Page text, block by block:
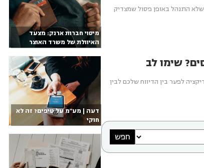
ושלא התנהל באופן פסול שמצדיק
לפער בין הדיווח שלכם לבין
מיסוי חברות ארנק: מצעד
האיוולת של משרד האוצר
דעה | מע"מ על טיפים? זה לא
חוקי